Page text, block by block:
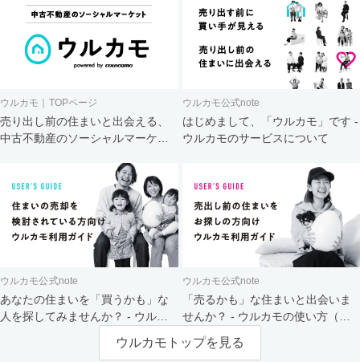
ウルカモ｜TOPページ
売り出し前の住まいと出会える、
中古不動産のソーシャルマーケッ
ウルカモ公式note
はじめまして、「ウルカモ」です -
ウルカモのサービスについて
ウルカモ公式note
あなたの住まいを「買うかも」な
人を探してみませんか？ - ウルカ
ウルカモ公式note
「売るかも」な住まいと出会いま
せんか？ - ウルカモの使い方（買
主さま向け）
ウルカモトップを見る